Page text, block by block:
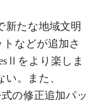
新たな地域文明
などが追加さ
をより楽しま
。また、
の修正追加パッ